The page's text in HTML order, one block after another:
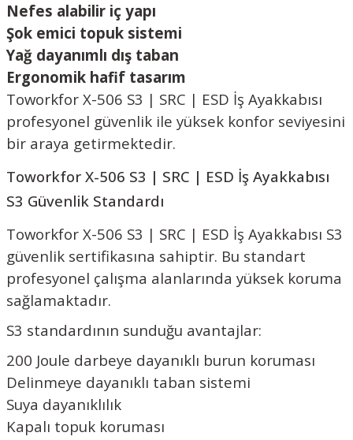
Nefes alabilir iç yapı
Şok emici topuk sistemi
Yağ dayanımlı dış taban
Ergonomik hafif tasarım
Toworkfor X-506 S3 | SRC | ESD İş Ayakkabısı
profesyonel güvenlik ile yüksek konfor seviyesini
bir araya getirmektedir.
Toworkfor X-506 S3 | SRC | ESD İş Ayakkabısı
S3 Güvenlik Standardı
Toworkfor X-506 S3 | SRC | ESD İş Ayakkabısı S3
güvenlik sertifikasına sahiptir. Bu standart
profesyonel çalışma alanlarında yüksek koruma
sağlamaktadır.
S3 standardının sunduğu avantajlar:
200 Joule darbeye dayanıklı burun koruması
Delinmeye dayanıklı taban sistemi
Suya dayanıklılık
Kapalı topuk koruması